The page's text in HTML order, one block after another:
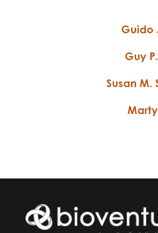
Guido
Guy
Susan M.